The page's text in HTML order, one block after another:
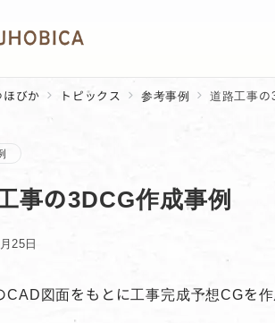
びか トピックス 参考事例 道路工事の
事の3DCG作成事例
25日
CAD図面をもとに工事完成予想CGを作